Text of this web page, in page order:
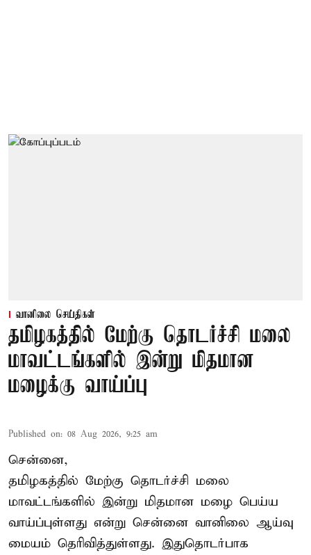
வானிலை செய்திகள்
தமிழகத்தில் மேற்கு தொடர்ச்சி மலை
மாவட்டங்களில் இன்று மிதமான
மழைக்கு வாய்ப்பு
Published on: 08 Aug 2026, 9:25 am
சென்னை,
தமிழகத்தில் மேற்கு தொடர்ச்சி மலை
மாவட்டங்களில் இன்று மிதமான மழை பெய்ய
வாய்ப்புள்ளது என்று சென்னை வானிலை ஆய்வு
மையம் தெரிவித்துள்ளது. இதுதொடர்பாக